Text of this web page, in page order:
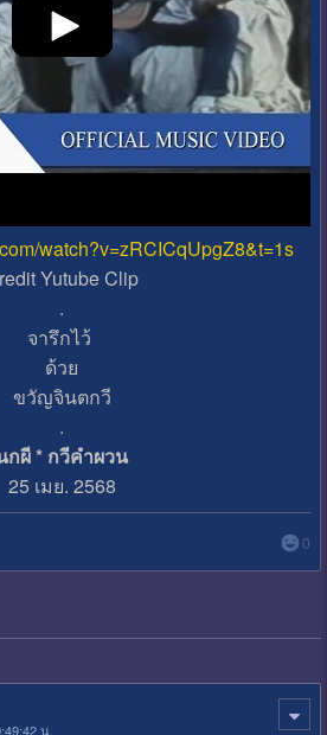
watch?v=zRCICqUpgZ8&t=1s
Yutube Clip
.
จารึกไว้
ด้วย
ขวัญจินตกวี
.
กผี * กวีคำผวน
25 เมย. 2568
0
น.